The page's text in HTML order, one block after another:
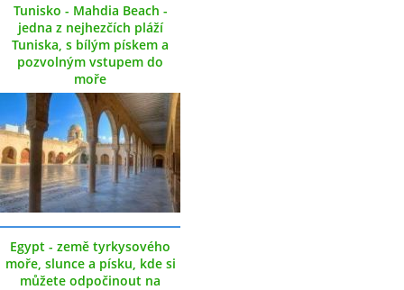
Tunisko - Mahdia Beach -
jedna z nejhezčích pláží
Tuniska, s bílým pískem a
pozvolným vstupem do
moře
Egypt - země tyrkysového
moře, slunce a písku, kde si
můžete odpočinout na